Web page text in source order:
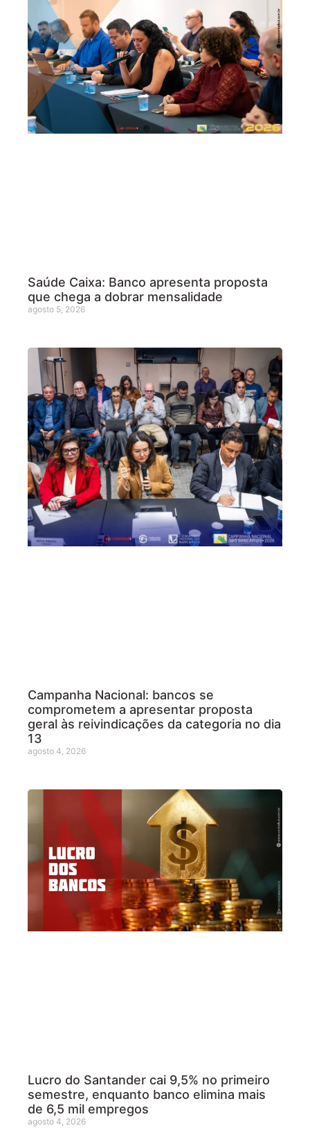
Saúde Caixa: Banco apresenta proposta
que chega a dobrar mensalidade
agosto 5, 2026
Campanha Nacional: bancos se
comprometem a apresentar proposta
geral às reivindicações da categoria no dia
13
agosto 4, 2026
Lucro do Santander cai 9,5% no primeiro
semestre, enquanto banco elimina mais
de 6,5 mil empregos
agosto 4, 2026